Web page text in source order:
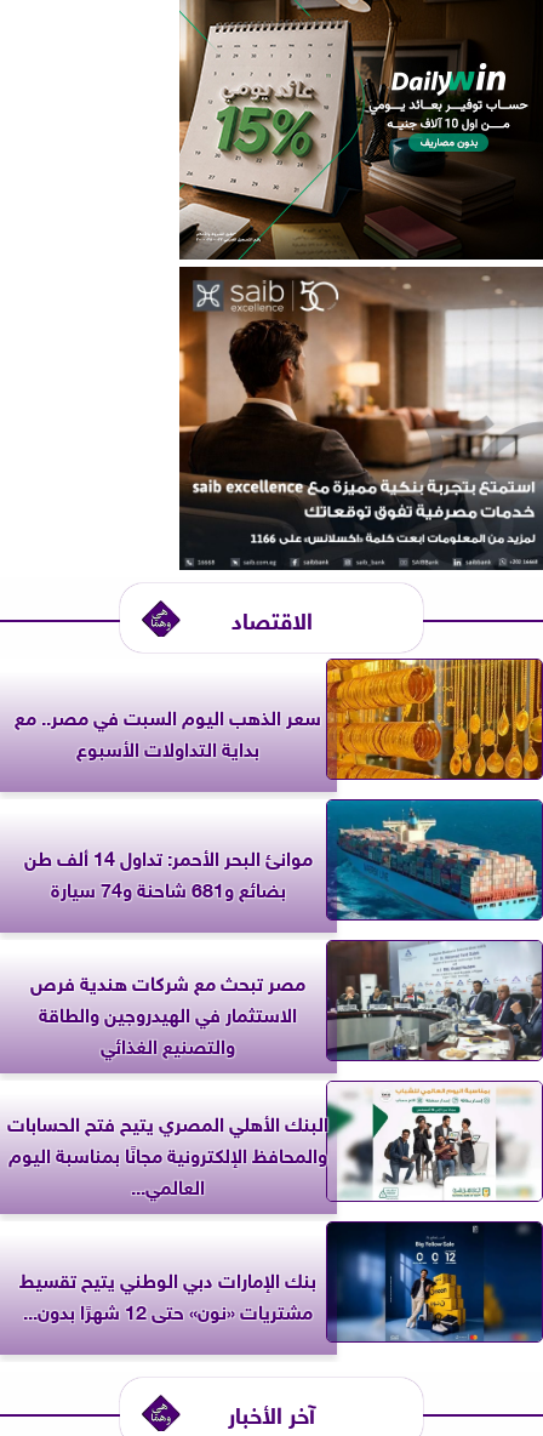
الاقتصاد
سعر الذهب اليوم السبت في مصر.. مع
بداية التداولات الأسبوع
موانئ البحر الأحمر: تداول 14 ألف طن
بضائع و681 شاحنة و74 سيارة
مصر تبحث مع شركات هندية فرص
الاستثمار في الهيدروجين والطاقة
والتصنيع الغذائي
البنك الأهلي المصري يتيح فتح الحسابات
والمحافظ الإلكترونية مجانًا بمناسبة اليوم
العالمي...
بنك الإمارات دبي الوطني يتيح تقسيط
مشتريات «نون» حتى 12 شهرًا بدون...
آخر الأخبار